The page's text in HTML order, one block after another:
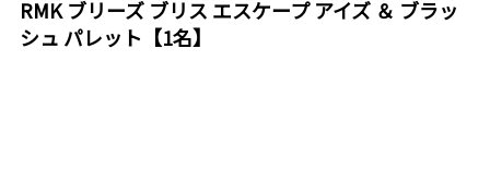
RMK ブリーズ ブリス エスケープ アイズ ＆ ブラッ
シュ パレット【1名】